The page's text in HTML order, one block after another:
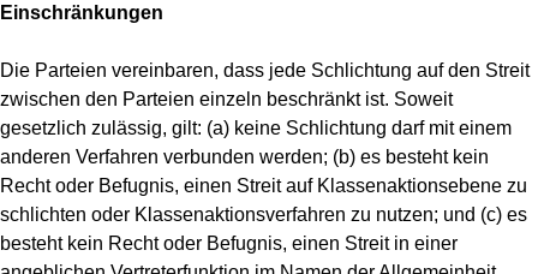
Einschränkungen
Die Parteien vereinbaren, dass jede Schlichtung auf den Streit
zwischen den Parteien einzeln beschränkt ist. Soweit
gesetzlich zulässig, gilt: (a) keine Schlichtung darf mit einem
anderen Verfahren verbunden werden; (b) es besteht kein
Recht oder Befugnis, einen Streit auf Klassenaktionsebene zu
schlichten oder Klassenaktionsverfahren zu nutzen; und (c) es
besteht kein Recht oder Befugnis, einen Streit in einer